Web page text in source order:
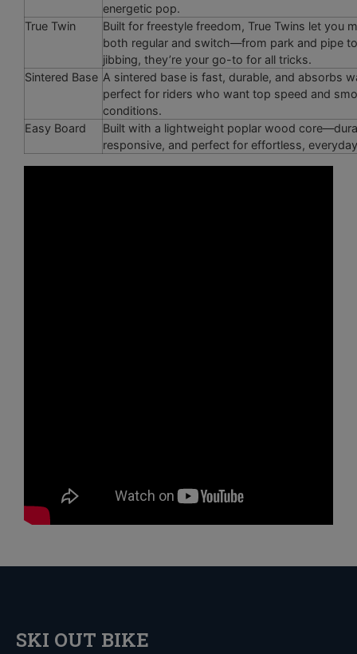
energetic pop.
True Twin
Built for freestyle freedom, True Twins let you
both regular and switch—from park and pipe
jibbing, they’re your go-to for all tricks.
Sintered Base A sintered base is fast, durable, and absorbs
perfect for riders who want top speed and
conditions.
Easy Board
Built with a lightweight poplar wood
responsive, and perfect for effortless,
SKI OUT BIKE